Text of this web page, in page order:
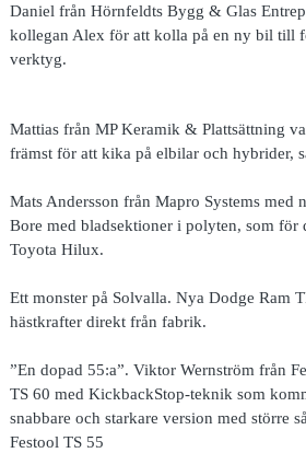
Daniel från Hörnfeldts Bygg & Glas
kollegan Alex för att kolla på en ny bil till
verktyg.
Mattias från MP Keramik & Plattsättning
främst för att kika på elbilar och hybrider,
Mats Andersson från Mapro Systems med
Bore med bladsektioner i polyten, som för
Toyota Hilux.
Ett monster på Solvalla. Nya Dodge Ram
hästkrafter direkt från fabrik.
”En dopad 55:a”. Viktor Wernström från
TS 60 med KickbackStop-teknik som
snabbare och starkare version med större
Festool TS 55